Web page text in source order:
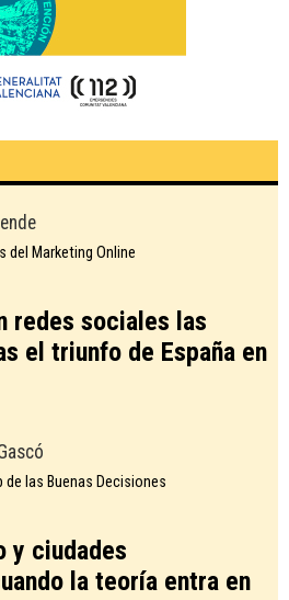
del Marketing Online
redes sociales las
el triunfo de España en
de las Buenas Decisiones
y ciudades
la teoría entra en